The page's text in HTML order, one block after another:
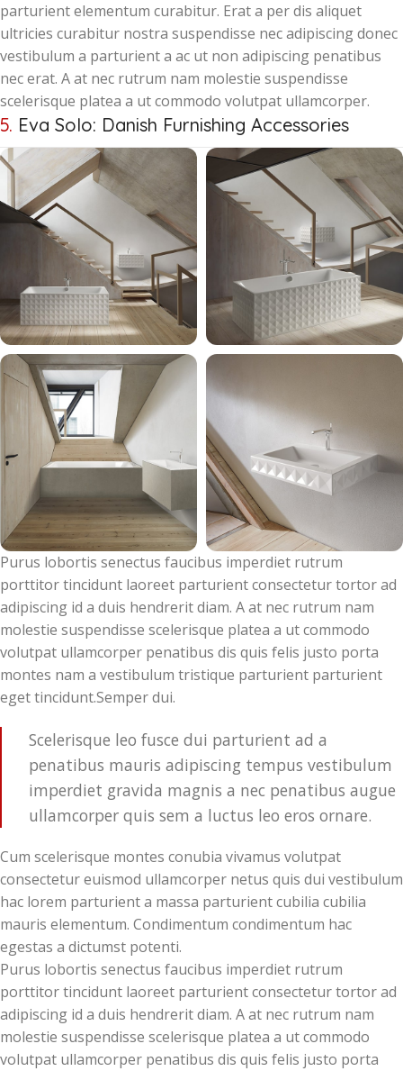
parturient elementum curabitur. Erat a per dis aliquet
ultricies curabitur nostra suspendisse nec adipiscing donec
vestibulum a parturient a ac ut non adipiscing penatibus
nec erat. A at nec rutrum nam molestie suspendisse
scelerisque platea a ut commodo volutpat ullamcorper.
5. Eva Solo: Danish Furnishing Accessories
Purus lobortis senectus faucibus imperdiet rutrum
porttitor tincidunt laoreet parturient consectetur tortor ad
adipiscing id a duis hendrerit diam. A at nec rutrum nam
molestie suspendisse scelerisque platea a ut commodo
volutpat ullamcorper penatibus dis quis felis justo porta
montes nam a vestibulum tristique parturient parturient
eget tincidunt.Semper dui.
Scelerisque leo fusce dui parturient ad a
penatibus mauris adipiscing tempus vestibulum
imperdiet gravida magnis a nec penatibus augue
ullamcorper quis sem a luctus leo eros ornare.
Cum scelerisque montes conubia vivamus volutpat
consectetur euismod ullamcorper netus quis dui vestibulum
hac lorem parturient a massa parturient cubilia cubilia
mauris elementum. Condimentum condimentum hac
egestas a dictumst potenti.
Purus lobortis senectus faucibus imperdiet rutrum
porttitor tincidunt laoreet parturient consectetur tortor ad
adipiscing id a duis hendrerit diam. A at nec rutrum nam
molestie suspendisse scelerisque platea a ut commodo
volutpat ullamcorper penatibus dis quis felis justo porta